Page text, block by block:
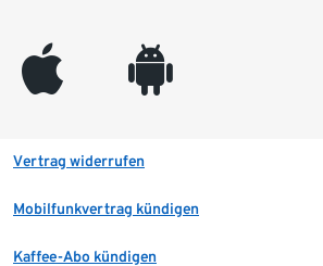
appleinc android
Vertrag widerrufen
Mobilfunkvertrag kündigen
Kaffee-Abo kündigen